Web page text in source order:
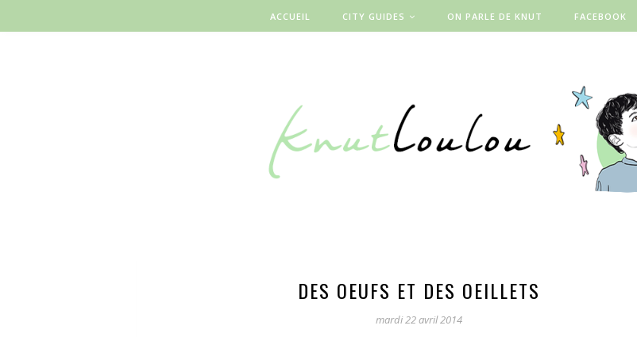
ACCUEIL CITY GUIDES ON PARLE DE KNUT FACEBOOK
DES OEUFS ET DES OEILLETS
mardi 22 avril 2014